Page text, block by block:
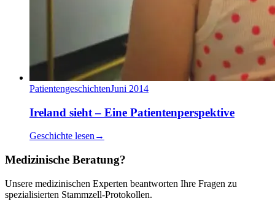
PatientengeschichtenJuni 2014
Ireland sieht – Eine Patientenperspektive
Geschichte lesen →
Medizinische Beratung?
Unsere medizinischen Experten beantworten Ihre Fragen zu
spezialisierten Stammzell-Protokollen.